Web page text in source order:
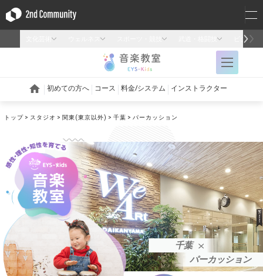
トップ スタジオ 関東(東京以外) 千葉 パーカッション
千葉
パーカッション